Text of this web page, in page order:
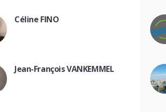
Céline FINO
Jean-François VANKEMMEL